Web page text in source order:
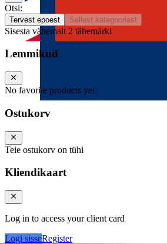
Otsi:
Tervest epoest Sellest kategooriast
Sisesta vähemalt 2 tähemärki
Lemmikud
No favorite products yet
Ostukorv
Teie ostukorv on tühi
Kliendikaart
Log in to access your client card
Logi sisseRegister